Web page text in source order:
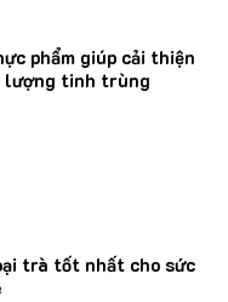
phẩm giúp cải thiện
lượng tinh trùng
trà tốt nhất cho sức